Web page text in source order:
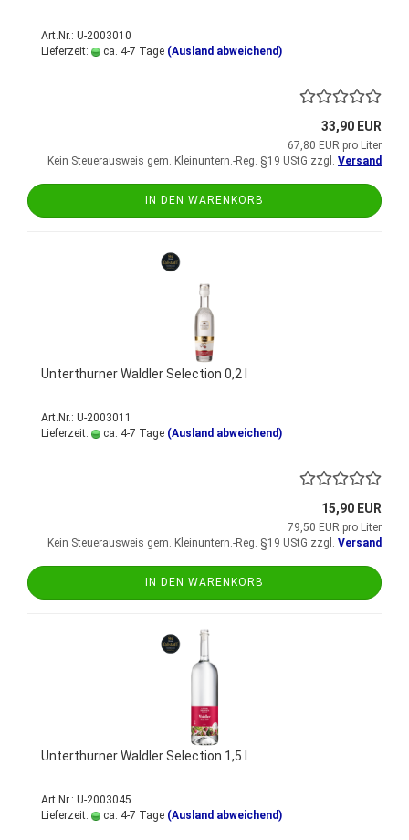
Art.Nr.: U-2003010
Lieferzeit:
ca. 4-7 Tage (Ausland abweichend)
33,90 EUR
67,80 EUR pro Liter
Kein Steuerausweis gem. Kleinuntern.-Reg. §19 UStG zzgl. Versand
IN DEN WARENKORB
Unterthurner Waldler Selection 0,2 l
Art.Nr.: U-2003011
Lieferzeit:
ca. 4-7 Tage (Ausland abweichend)
15,90 EUR
79,50 EUR pro Liter
Kein Steuerausweis gem. Kleinuntern.-Reg. §19 UStG zzgl. Versand
IN DEN WARENKORB
Unterthurner Waldler Selection 1,5 l
Art.Nr.: U-2003045
Lieferzeit:
ca. 4-7 Tage (Ausland abweichend)